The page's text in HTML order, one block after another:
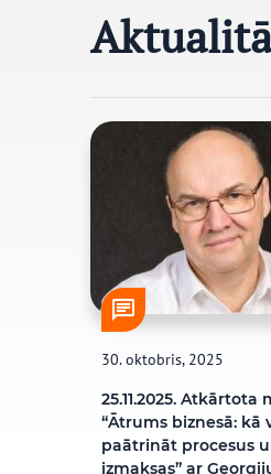
30. oktobris, 2025
25.11.2025. Atkārtota
“Ātrums biznesā: kā
paātrināt procesus
izmaksas” ar